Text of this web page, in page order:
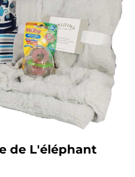
de L'éléphant